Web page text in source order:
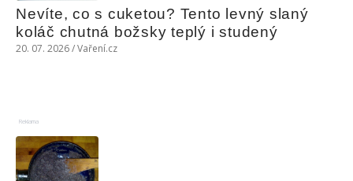
Nevíte, co s cuketou? Tento levný slaný
koláč chutná božsky teplý i studený
20. 07. 2026 / Vaření.cz
Reklama